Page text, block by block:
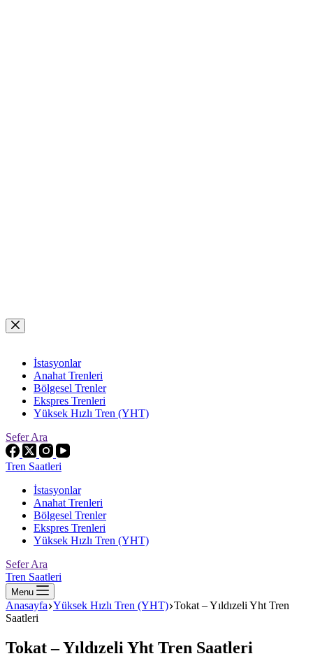
Skip
to
İstasyonlar
Anahat Trenleri
Bölgesel Trenler
Ekspres Trenleri
Yüksek Hızlı Tren (YHT)
Sefer Ara
Tren Saatleri
İstasyonlar
Anahat Trenleri
Bölgesel Trenler
Ekspres Trenleri
Yüksek Hızlı Tren (YHT)
Sefer Ara
Tren Saatleri
Menu
Anasayfa Yüksek Hızlı Tren (YHT) Tokat – Yıldızeli Yht Tren
Saatleri
Tokat – Yıldızeli Yht Tren Saatleri